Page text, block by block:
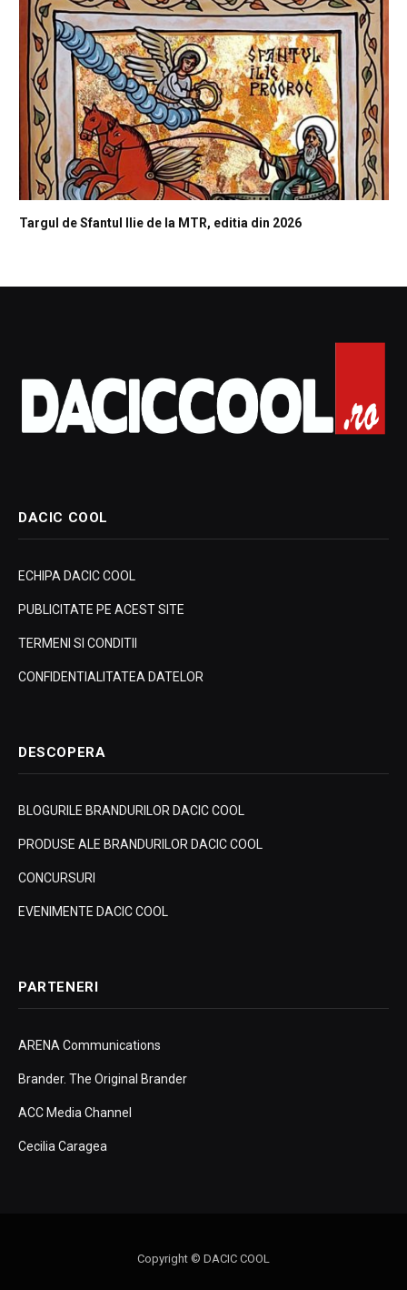
Targul de Sfantul Ilie de la MTR, editia din 2026
DACIC COOL
ECHIPA DACIC COOL
PUBLICITATE PE ACEST SITE
TERMENI SI CONDITII
CONFIDENTIALITATEA DATELOR
DESCOPERA
BLOGURILE BRANDURILOR DACIC COOL
PRODUSE ALE BRANDURILOR DACIC COOL
CONCURSURI
EVENIMENTE DACIC COOL
PARTENERI
ARENA Communications
Brander. The Original Brander
ACC Media Channel
Cecilia Caragea
Copyright © DACIC COOL